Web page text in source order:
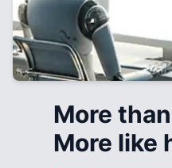
More
More like